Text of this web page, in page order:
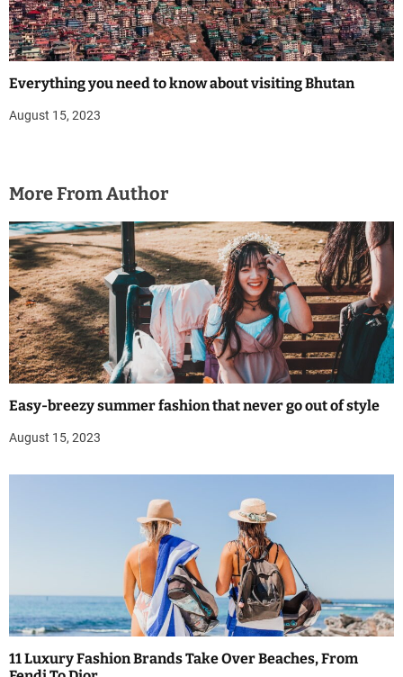
Everything you need to know about visiting Bhutan
August 15, 2023
More From Author
Easy-breezy summer fashion that never go out of style
August 15, 2023
11 Luxury Fashion Brands Take Over Beaches, From